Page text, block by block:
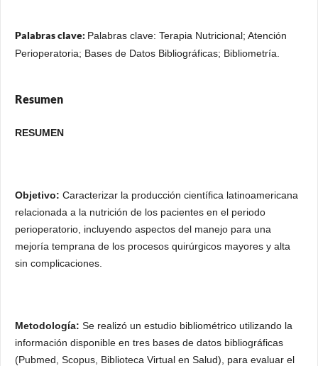
Palabras clave: Palabras clave: Terapia Nutricional; Atención
Perioperatoria; Bases de Datos Bibliográficas; Bibliometría.
Resumen
RESUMEN
Objetivo: Caracterizar la producción científica latinoamericana
relacionada a la nutrición de los pacientes en el periodo
perioperatorio, incluyendo aspectos del manejo para una
mejoría temprana de los procesos quirúrgicos mayores y alta
sin complicaciones.
Metodología: Se realizó un estudio bibliométrico utilizando la
información disponible en tres bases de datos bibliográficas
(Pubmed, Scopus, Biblioteca Virtual en Salud), para evaluar el